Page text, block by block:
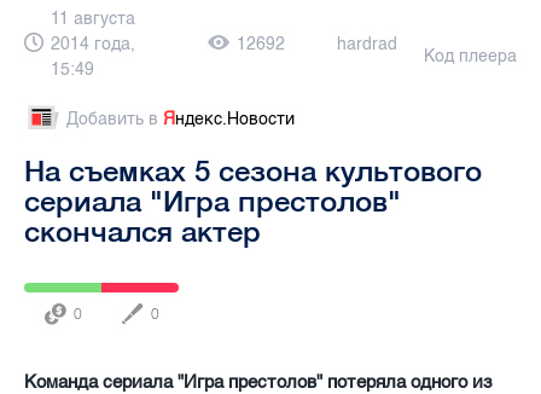
11 августа
2014 года,
15:49
12692 hardrad
Код плеера
Добавить в Яндекс.Новости
На съемках 5 сезона культового
сериала "Игра престолов"
скончался актер
0 0
Команда сериала "Игра престолов" потеряла одного из